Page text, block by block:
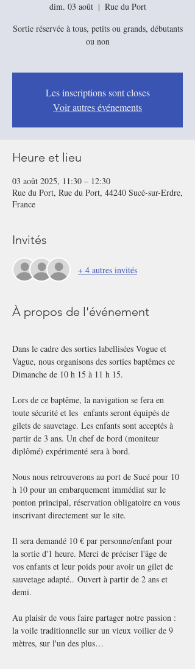
dim. 03 août
  |
Rue du Port
Sortie réservée à tous, petits ou grands, débutants
ou non
Les inscriptions sont closes
Voir autres événements
Heure et lieu
03 août 2025, 11:30 – 12:30
Rue du Port, Rue du Port, 44240 Sucé-sur-Erdre,
France
Invités
+ 4 autres invités
À propos de l'événement
Dans le cadre des sorties labellisées Vogue et
Vague, nous organisons des sorties baptêmes ce
Dimanche de 10 h 15 à 11 h 15.
Lors de ce baptême, la navigation se fera en
toute sécurité et les  enfants seront équipés de
gilets de sauvetage. Les enfants sont acceptés à
partir de 3 ans. Un chef de bord (moniteur
diplômé) expérimenté sera à bord.
Nous nous retrouverons au port de Sucé pour 10
h 10 pour un embarquement immédiat sur le
ponton principal, réservation obligatoire en vous
inscrivant directement sur le site.
Il sera demandé 10 € par personne/enfant pour
la sortie d'1 heure. Merci de préciser l'âge de
vos enfants et leur poids pour avoir un gilet de
sauvetage adapté.. Ouvert à partir de 2 ans et
demi.
Au plaisir de vous faire partager notre passion :
la voile traditionnelle sur un vieux voilier de 9
mètres, sur l'un des plus…